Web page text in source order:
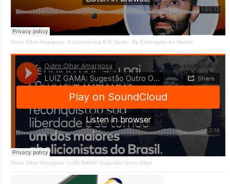
Outro Olhar Amargosa · A Consciência E O Sentir - Se Estrangeiro Ao Mundo
Outro Olhar Amargosa · LUIZ GAMA: Sugestão Outro Olhar